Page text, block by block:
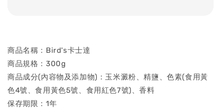
商品名稱：Bird's卡士達
商品規格：300g
商品成分(內容物及添加物)：玉米澱粉、精鹽、色素(食用黃
色4號、食用黃色5號、食用紅色7號)、香料
保存期限：1年